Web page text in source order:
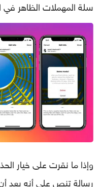
سلة المهملات الظاهر في
وإذا ما نقرت على خيار
رسالة تنص على أنه بعد